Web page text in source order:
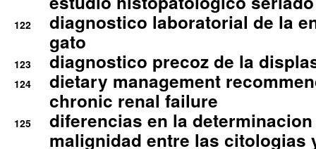
122
diagnostico laboratorial de la
gato
123 diagnostico precoz de la
124
dietary management
chronic renal failure
125
diferencias en la
malignidad entre las citologias